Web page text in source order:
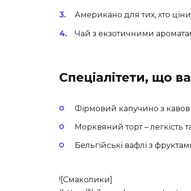
Американо для тих, хто
Чай з екзотичними
Спеціалітети, що
Фірмовий капучино з
Морквяний торт – легкість
Бельгійські вафлі з
![Смаколики]